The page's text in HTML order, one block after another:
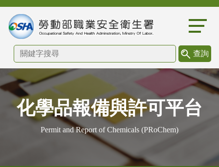
化學品報備與許可平台
Permit and Report of Chemicals (PRoChem)